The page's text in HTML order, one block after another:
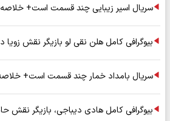
سریال اسیر زیبایی چند قسمت است+ خلاصه
بیوگرافی کامل هلن نقی لو بازیگر نقش زویا
سریال بامداد خمار چند قسمت است+ خلاصه
بیوگرافی کامل هادی دیباجی، بازیگر نقش